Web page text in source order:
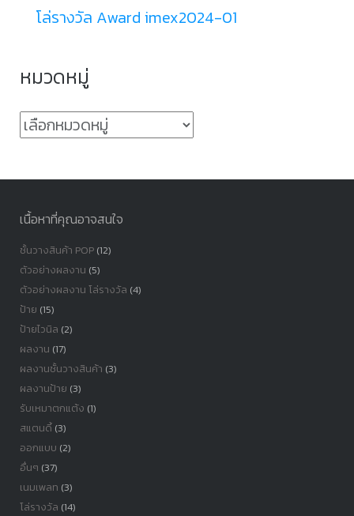
โล่รางวัล Award imex2024-01
หมวดหมู่
หมวด
เนื้อหาที่คุณอาจสนใจ
ชั้นวางสินค้า POP(12)
ตัวอย่างผลงาน (5)
ตัวอย่างผลงาน โล่รางวัล (4)
ป้าย (15)
ป้ายไวนิล (2)
ผลงาน (17)
ผลงานชั้นวางสินค้า (3)
ผลงานป้าย (3)
รับเหมาตกแต้ง (1)
สแตนดี้(3)
ออกแบบ (2)
อื่นๆ (37)
เนมเพลท (3)
โล่รางวัล (14)